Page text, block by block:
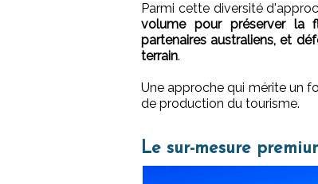
Parmi cette diversité
volume pour préserver la
partenaires australiens, et
terrain.
Une approche qui mérite un
de production du tourisme.
Le sur-mesure